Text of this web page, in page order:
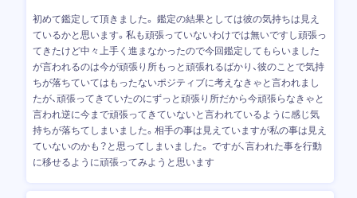
初めて鑑定して頂きました。 鑑定の結果としては彼の気持ちは見え
ているかと思います。私も頑張っていないわけでは無いですし頑張っ
てきたけど中々上手く進まなかったので今回鑑定してもらいました
が言われるのは今が頑張り所もっと頑張れるばかり、彼のことで気持
ちが落ちていてはもったないポジティブに考えなきゃと言われまし
たが、頑張ってきていたのにずっと頑張り所だから今頑張らなきゃと
言われ逆に今まで頑張ってきていないと言われているように感じ気
持ちが落ちてしまいました。相手の事は見えていますが私の事は見え
ていないのかも？と思ってしまいました。 ですが、言われた事を行動
に移せるように頑張ってみようと思います